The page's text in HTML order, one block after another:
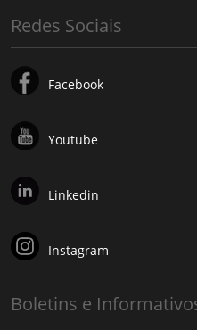
Redes Sociais
Facebook
Youtube
Linkedin
Instagram
Boletins e